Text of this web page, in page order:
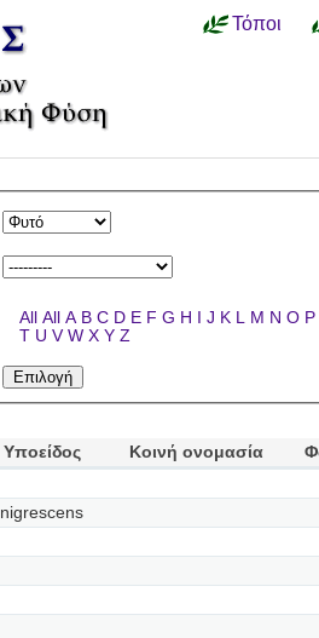
Τόποι
All All A B C D E F G H I J K L M N O P
T U V W X Y Z
Υποείδος Κοινή ονομασία
nigrescens